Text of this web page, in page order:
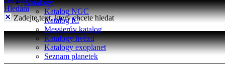
Katalogy
Katalog NGC
Katalog IC
Messierův katalog
Katalogy hvězd
Katalogy exoplanet
Seznam planetek
Hledání
Zadejte text, který chcete hledat